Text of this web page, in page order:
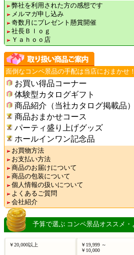
弊社を利用された方の感想です
メルマガ申し込み
奇数月にプレゼント懸賞開催
社長Ｂｌｏｇ
Ｙａｈｏｏ店
面倒なコンペ景品の手配は当店におまかせ！
お買い得品コーナー
体験型カタログギフト
商品紹介（当社カタログ掲載品）
商品おまかせコース
パーティ盛り上げグッズ
ホールインワン記念品
お買物方法
お支払い方法
商品のお届けについて
商品の包装について
個人情報の扱いについて
よくあるご質問
会社紹介